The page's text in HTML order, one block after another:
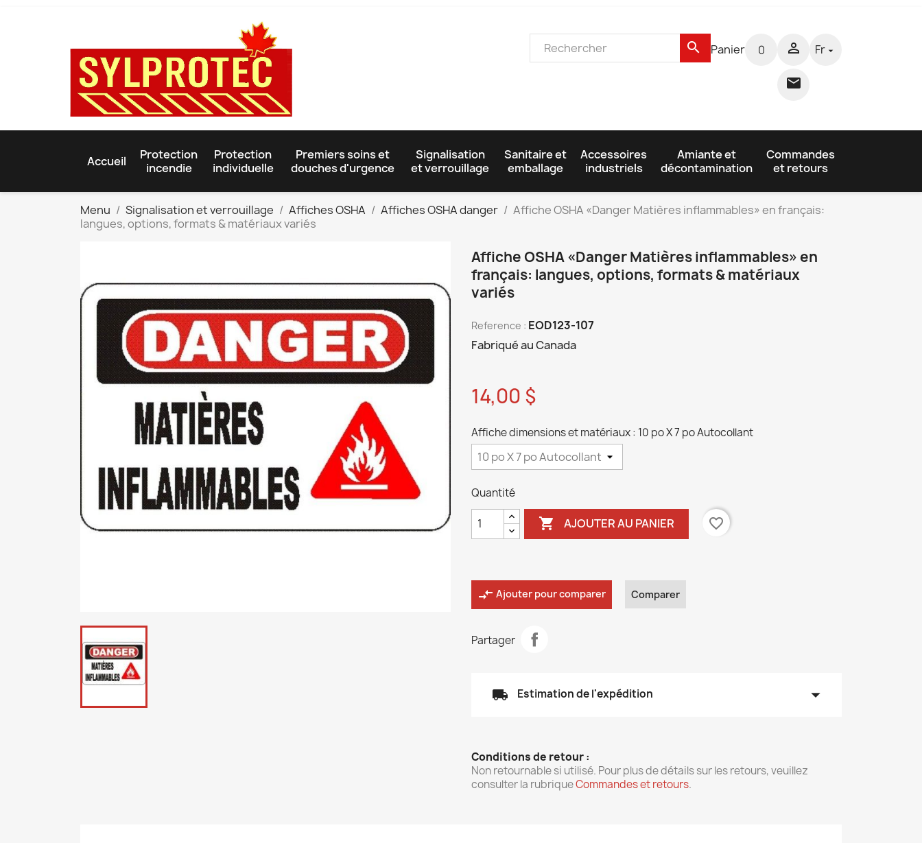
search Panier 0 

Fr 
Accueil
Protection
incendie
Protection
individuelle
Premiers soins et
douches d'urgence
Signalisation
et verrouillage
Sanitaire et
emballage
Accessoires
industriels
Amiante et
décontamination
Commandes
et retours
Menu Signalisation et verrouillage Affiches OSHA Affiches OSHA danger
Affiche OSHA «Danger Matières inflammables» en français:
langues, options, formats & matériaux variés
Affiche OSHA «Danger Matières inflammables» en
français: langues, options, formats & matériaux
variés
Reference : EOD123-107
Fabriqué au Canada
14,00 $
Affiche dimensions et matériaux : 10 po X 7 po Autocollant
Quantité
 AJOUTER AU PANIER favorite_border
compare_arrows Ajouter pour comparer Comparer
Partager
local_shipping Estimation de l'expédition arrow_drop_down
Conditions de retour :
Non retournable si utilisé. Pour plus de détails sur les retours, veuillez
consulter la rubriqueCommandes et retours.